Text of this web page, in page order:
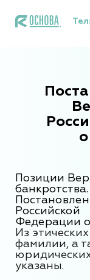
Тел:
Позиции
банкротства.
Российской
Федерации
Из
фамилии, а
указаны.